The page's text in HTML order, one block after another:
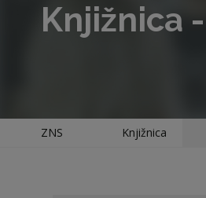
Knjižnica
ZNS Knjižnica